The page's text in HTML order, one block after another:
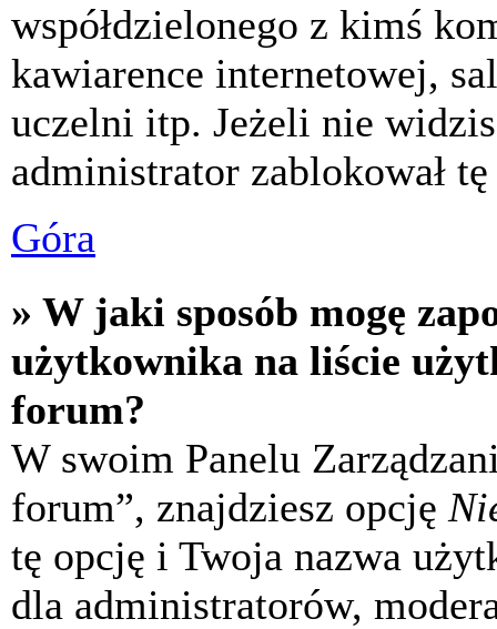
współdzielonego z kimś
kawiarence internetowej,
uczelni itp. Jeżeli nie
administrator zablokował
Góra
» W jaki sposób mogę
użytkownika na liście
forum?
W swoim Panelu
forum”, znajdziesz opcję
tę opcję i Twoja nazwa
dla administratorów,